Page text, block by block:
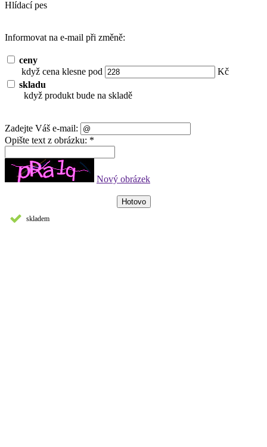
skladem
Hlídací pes
Informovat na e-mail při změně:
ceny
když cena klesne pod
Kč
skladu
když produkt bude na skladě
Zadejte Váš e-mail:
Opište text z obrázku: *
Nový obrázek